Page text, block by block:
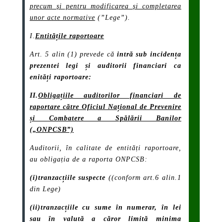
precum și pentru modificarea și completarea
unor acte normative (”Lege”).
I. Entitățile raportoare
Art. 5 alin (1) prevede căintră sub incidența
prezentei legi și auditorii financiari ca
enități raportoare:
II.Obligațiile auditorilor financiari de
raportare către Oficiul Național de Prevenire
și Combatere a Spălării Banilor
(„ONPCSB”)
Auditorii, în calitate de entități raportoare,
au obligația de a raporta ONPCSB:
(i)tranzacțiile suspecte ((conform art.6 alin.1
din Lege)
(ii)tranzacțiile cu sume în numerar, în lei
sau în valută a căror limită minima